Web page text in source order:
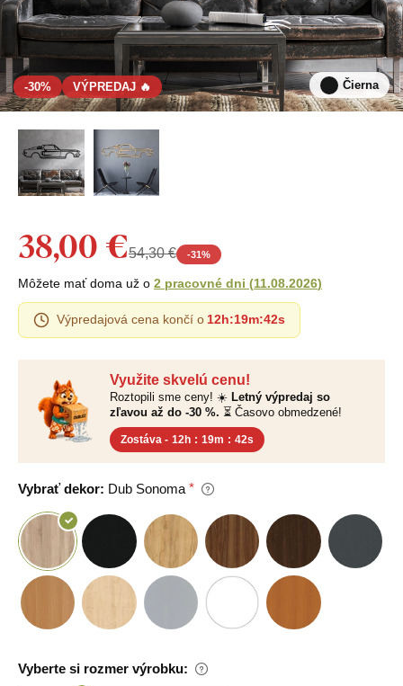
-30% VÝPREDAJ 🔥 Čierna
Využite skvelú cenu!
Roztopili sme ceny! ☀️ Letný výpredaj so
zľavou až do -30 %. ⏳ Časovo obmedzené!
Zostáva - 12h : 19m : 41s
Vybrať dekor: Dub Sonoma
Vyberte si rozmer výrobku:
38,00 €54,30 € -31%
Môžete mať doma už o 2 pracovné dni (11.08.2026)
Výpredajová cena končí o 12h:19m:41s